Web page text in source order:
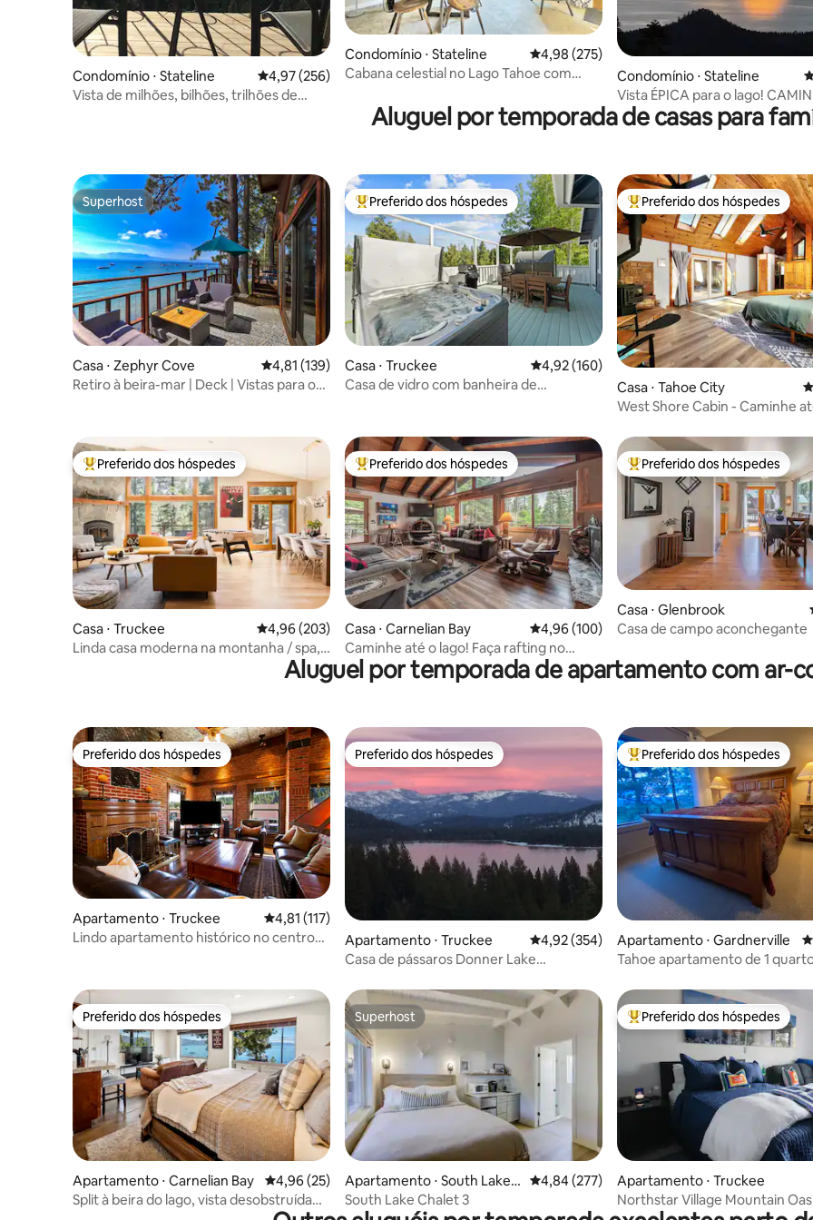
Condomínio ⋅ Stateline 4,97 de uma avaliação média de 5, 256 avaliações
4,97 (256)
Vista de milhões, bilhões, trilhões de
Condomínio ⋅ Stateline 4,98 de uma avaliação média de 5, 275
4,98 (275)
Cabana celestial no Lago Tahoe com
Condomínio ⋅ Stateline
Vista ÉPICA para o lago!
INCLINAÇÃO, joia moderna e
Aluguel por temporada de casas para
Superhost
Superhost
Casa ⋅ Zephyr Cove 4,81 de uma avaliação média de 5, 139 avaliações
4,81 (139)
Retiro à beira-mar | Deck | Vistas para o
Entre os melhores preferidos dos hóspedes
Preferido dos hóspedes
Casa ⋅ Truckee 4,92 de uma avaliação média de 5, 160
4,92 (160)
Casa de vidro com banheira de
Entre os melhores preferidos
Preferido dos hóspedes
Casa ⋅ Tahoe City
West Shore Cabin - Caminhe
Entre os melhores preferidos dos hóspedes
Preferido dos hóspedes
Casa ⋅ Truckee 4,96 de uma avaliação média de 5, 203 avaliações
4,96 (203)
Linda casa moderna na montanha / spa,
Entre os melhores preferidos dos hóspedes
Preferido dos hóspedes
Casa ⋅ Carnelian Bay 4,96 de uma avaliação média de 5, 100
4,96 (100)
Caminhe até o lago! Faça rafting no
Truckee! Relaxe! Natureza
Entre os melhores preferidos
Preferido dos hóspedes
Casa ⋅ Glenbrook
Casa de campo aconchegante
Aluguel por temporada de apartamento com ar-
Preferido dos hóspedes
Preferido dos hóspedes
Apartamento ⋅ Truckee 4,81 de uma avaliação média de 5, 117 avaliações
4,81 (117)
Lindo apartamento histórico no centro
Preferido dos hóspedes
Preferido dos hóspedes
Apartamento ⋅ Truckee 4,92 de uma avaliação média de 5, 354
4,92 (354)
Casa de pássaros Donner Lake
Entre os melhores preferidos
Preferido dos hóspedes
Apartamento ⋅ Gardnerville
Tahoe apartamento de 1
gratuito
Preferido dos hóspedes
Preferido dos hóspedes
Apartamento ⋅ Carnelian Bay 4,96 de uma avaliação média de 5, 25 avaliações
4,96 (25)
Split à beira do lago, vista desobstruída
Superhost
Superhost
Apartamento ⋅ South Lake T
ahoe
4,84 de uma avaliação média de 5, 277
4,84 (277)
South Lake Chalet 3
Entre os melhores preferidos
Preferido dos hóspedes
Apartamento ⋅ Truckee
Northstar Village Mountain
comodidades